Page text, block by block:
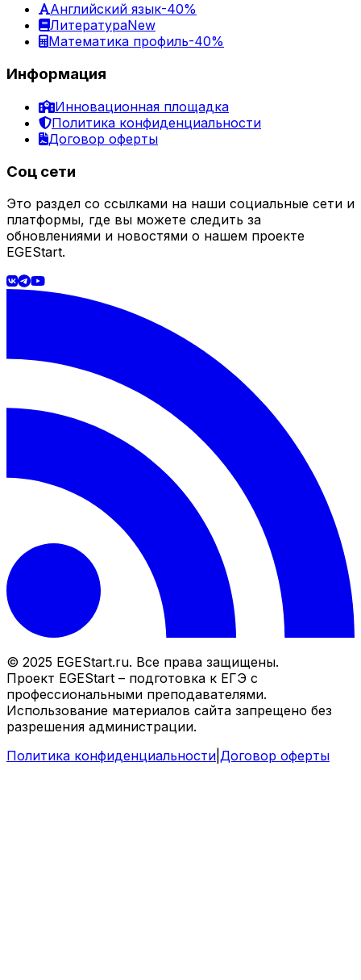
Английский язык-40%
ЛитератураNew
Математика профиль-40%
Информация
Инновационная площадка
Политика конфиденциальности
Договор оферты
Соц сети
Это раздел со ссылками на наши социальные сети и
платформы, где вы можете следить за
обновлениями и новостями о нашем проекте
EGEStart.
© 2025 EGEStart.ru. Все права защищены.
Проект EGEStart – подготовка к ЕГЭ с
профессиональными преподавателями.
Использование материалов сайта запрещено без
разрешения администрации.
Политика конфиденциальности Договор оферты